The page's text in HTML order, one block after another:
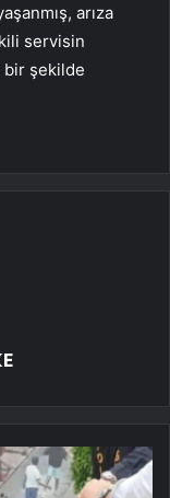
arıza
servisin
bir şekilde